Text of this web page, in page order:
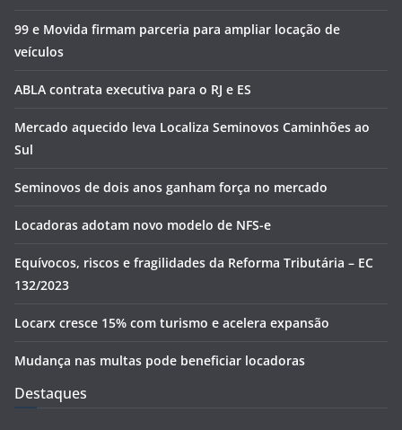
99 e Movida firmam parceria para ampliar locação de
veículos
ABLA contrata executiva para o RJ e ES
Mercado aquecido leva Localiza Seminovos Caminhões ao
Sul
Seminovos de dois anos ganham força no mercado
Locadoras adotam novo modelo de NFS-e
Equívocos, riscos e fragilidades da Reforma Tributária – EC
132/2023
Locarx cresce 15% com turismo e acelera expansão
Mudança nas multas pode beneficiar locadoras
Destaques